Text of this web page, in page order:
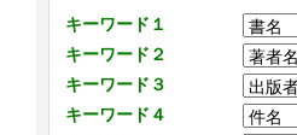
キーワード１
キーワード２
キーワード３
キーワード４